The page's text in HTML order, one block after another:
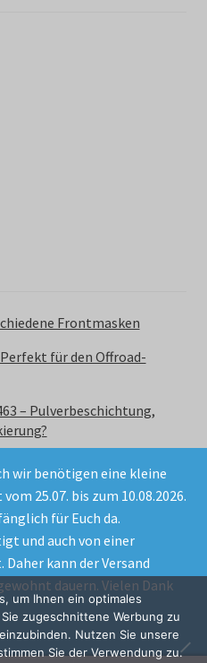
wir benötigen eine kleine
25.07. bis zum 10.08.2026.
für Euch da.
und auch von einer
kann der Versand
dauern. Vielen Dank
Frontmasken
für den Offroad-
– Pulverbeschichtung,
Trittbretter, Felgen,
um Ihnen ein optimales
zugeschnittene Werbung zu
Nutzen Sie unsere
Sie der Verwendung zu.